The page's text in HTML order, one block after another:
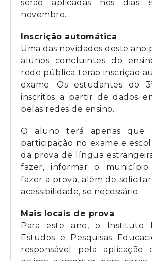
serão aplicadas nos
novembro.
Inscrição automática
Uma das novidades deste ano
alunos concluintes do
rede pública terão inscrição
exame. Os estudantes do
inscritos a partir de dados
pelas redes de ensino.
O aluno terá apenas que
participação no exame e
da prova de língua
fazer, informar o
fazer a prova, além de
acessibilidade, se necessário.
Mais locais de prova
Para este ano, o Instituto
Estudos e Pesquisas
responsável pela aplicação